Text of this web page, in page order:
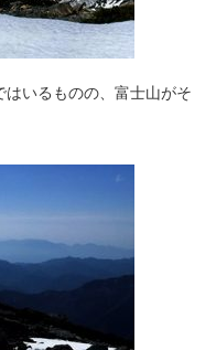
いるものの、富士山がそ